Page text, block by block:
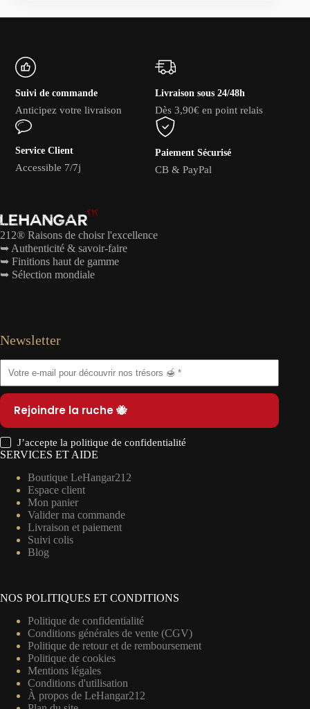
Suivi de commande
Anticipez votre livraison
Livraison sous 24/48h
Dès 3,90€ en point relais
Service Client
Accessible 7/7j
Paiement Sécurisé
CB & PayPal
212® Raisons de choisr l'excellence
➥ Authenticité & savoir-faire
➥ Finitions haut de gamme
➥ Sélection mondiale
Newsletter
Rejoindre la ruche 🐝
J’accepte lapolitique de confidentialité
SERVICES ET AIDE
Boutique LeHangar212
Espace client
Mon panier
Valider ma commande
Livraison et paiement
Suivi colis
Blog
NOS POLITIQUES ET CONDITIONS
Politique de confidentialité
Conditions générales de vente (CGV)
Politique de retour et de remboursement
Politique de cookies
Mentions légales
Conditions d'utilisation
À propos de LeHangar212